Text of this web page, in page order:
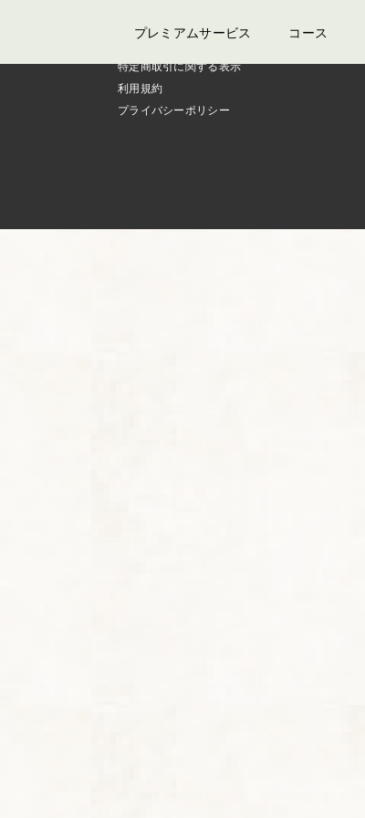
プレミアムサービス コース
特定商取引に関する表示
利用規約
プライバシーポリシー